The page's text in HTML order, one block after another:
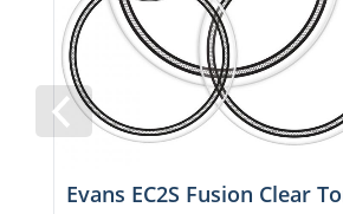
Evans EC2S Fusion Clear